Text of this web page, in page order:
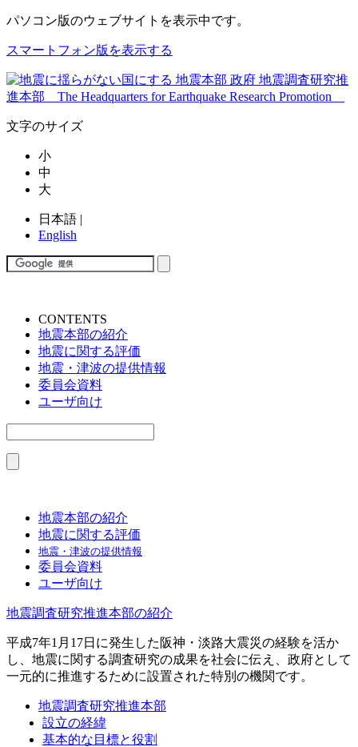
パソコン版のウェブサイトを表示中です。
スマートフォン版を表示する
文字のサイズ
小
中
大
日本語 |
English
CONTENTS
地震本部の紹介
地震に関する評価
地震・津波の提供情報
委員会資料
ユーザ向け
地震本部の紹介
地震に関する評価
地震・津波の提供情報
委員会資料
ユーザ向け
地震調査研究推進本部の紹介
平成7年1月17日に発生した阪神・淡路大震災の経験を活か
し、地震に関する調査研究の成果を社会に伝え、政府として
一元的に推進するために設置された特別の機関です。
地震調査研究推進本部
設立の経緯
基本的な目標と役割